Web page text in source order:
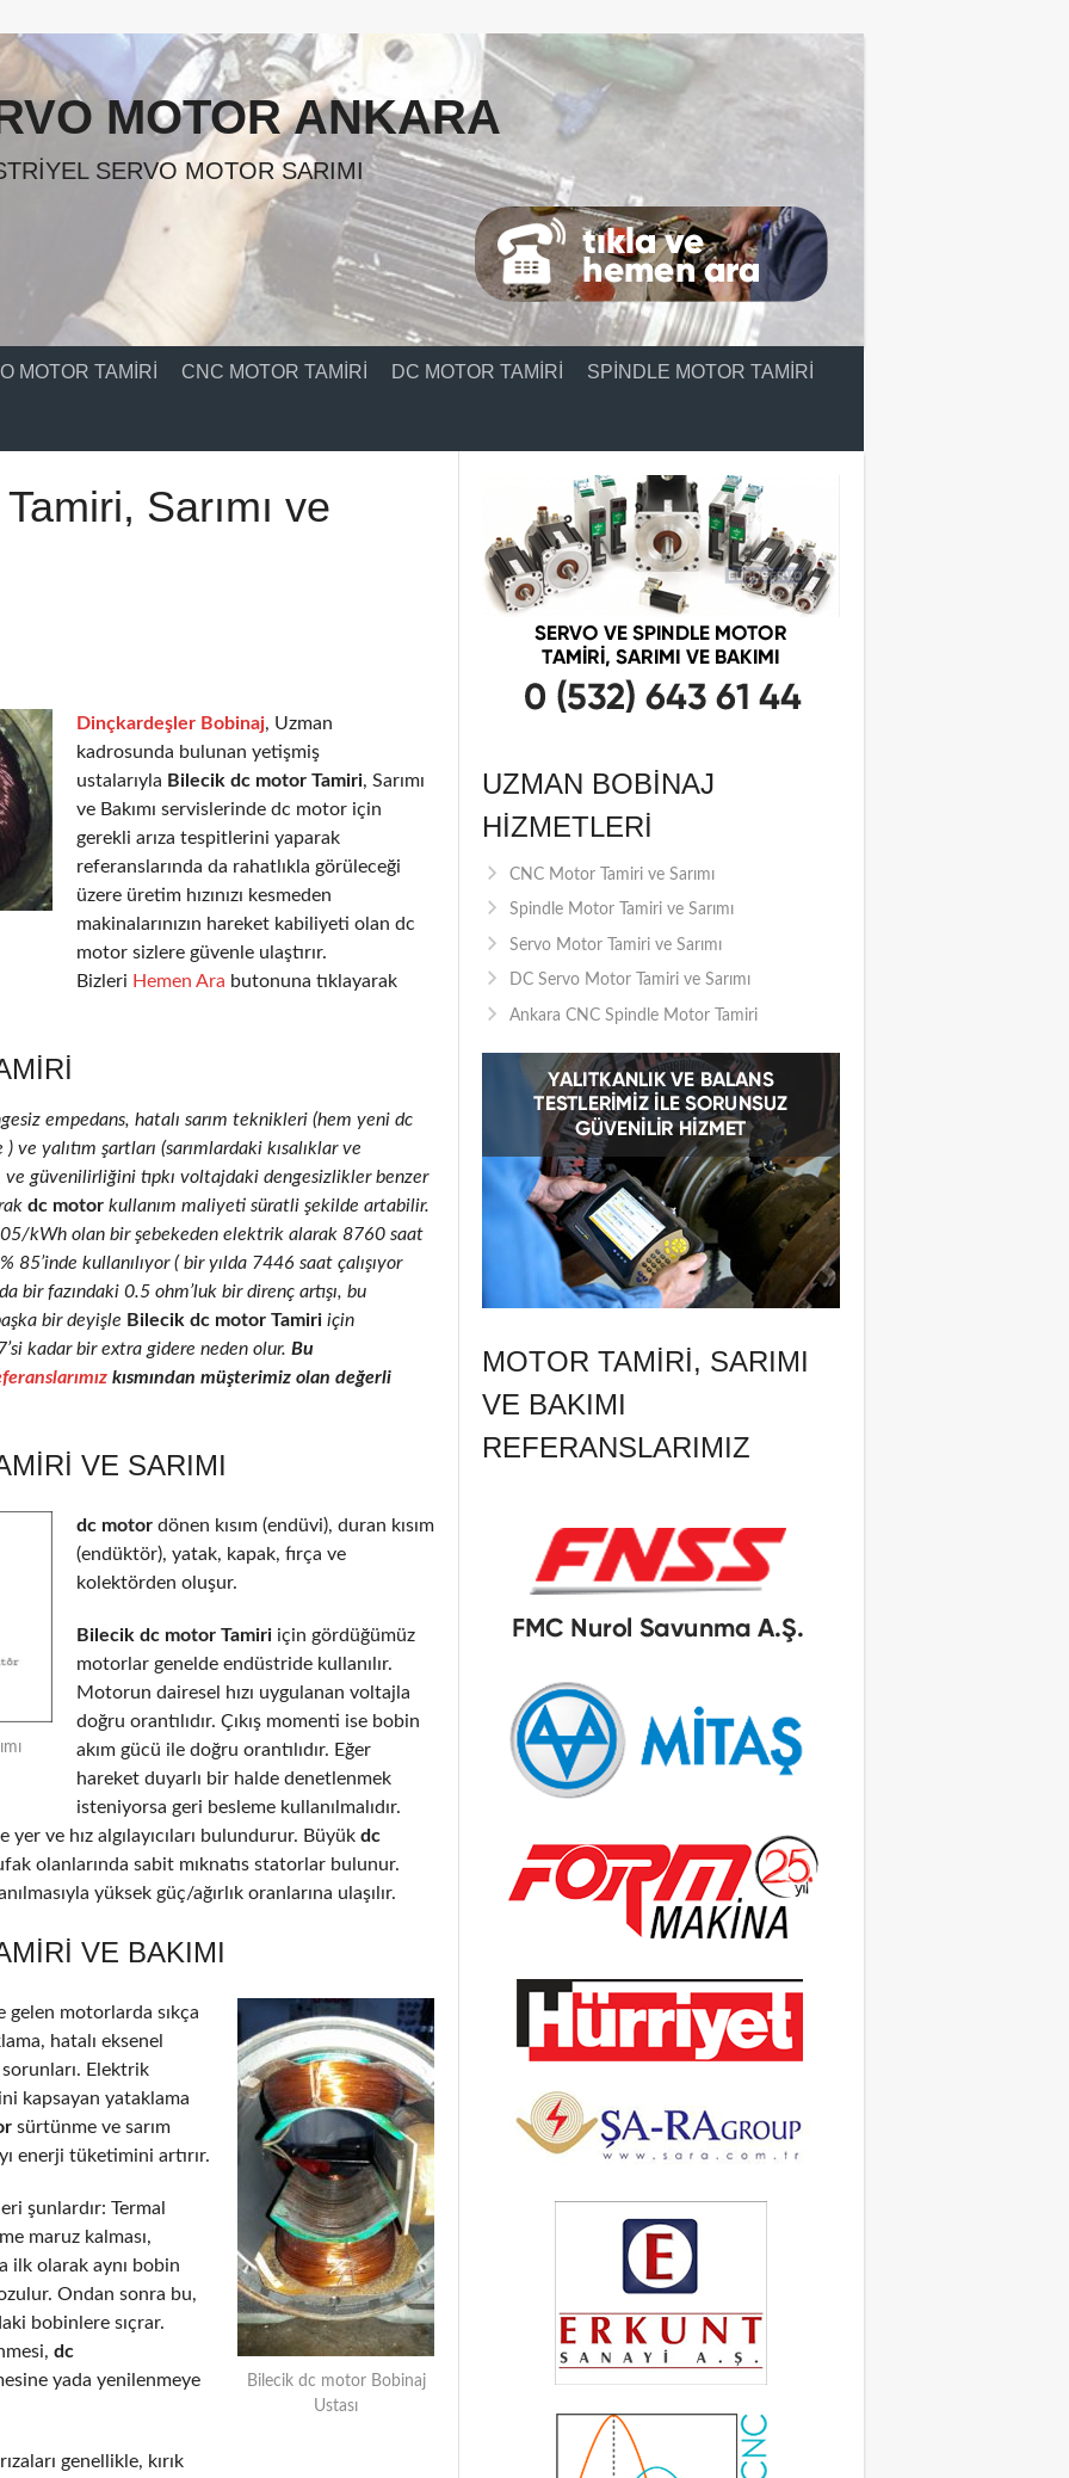
MOTOR ANKARA
SERVO MOTOR SARIMI
MOTOR TAMIRI CNC MOTOR TAMIRI DC MOTOR TAMIRI SPINDLE MOTOR TAMIRI
Sarımı ve
Dinçkardeşler Bobinaj, Uzman
kadrosunda bulunan yetişmiş
ustalarıyla Bilecik dc motor Tamiri, Sarımı
ve Bakımı servislerinde dc motor için
gerekli arıza tespitlerini yaparak
referanslarında da rahatlıkla görüleceği
üzere üretim hızınızı kesmeden
makinalarınızın hareket kabiliyeti olan dc
motor sizlere güvenle ulaştırır.
Bizleri Hemen Ara butonuna tıklayarak
empedans, hatalı sarım teknikleri (hem yeni dc
yalıtım şartları (sarımlardaki kısalıklar ve
ve güvenilirliğini tıpkı voltajdaki dengesizlikler benzer
dc motor kullanım maliyeti süratli şekilde artabilir.
kWh olan bir şebekeden elektrik alarak 8760 saat
85’inde kullanılıyor ( bir yılda 7446 saat çalışıyor
bir fazındaki 0.5 ohm’luk bir direnç artışı, bu
bir deyişle Bilecik dc motor Tamiri için
kadar bir extra gidere neden olur. Bu
kısmından müşterimiz olan değerli
VE SARIMI
dc motor dönen kısım (endüvi), duran kısım
(endüktör), yatak, kapak, fırça ve
kolektörden oluşur.
Bilecik dc motor Tamiri için gördüğümüz
motorlar genelde endüstride kullanılır.
Motorun dairesel hızı uygulanan voltajla
doğru orantılıdır. Çıkış momenti ise bobin
akım gücü ile doğru orantılıdır. Eğer
hareket duyarlı bir halde denetlenmek
isteniyorsa geri besleme kullanılmalıdır.
ve hız algılayıcıları bulundurur. Büyük dc
olanlarında sabit mıknatıs statorlar bulunur.
yüksek güç/ağırlık oranlarına ulaşılır.
VE BAKIMI
Bilecik dc motor Bobinaj
Ustası
gelen motorlarda sıkça
hatalı eksenel
Elektrik
kapsayan yataklama
sürtünme ve sarım
enerji tüketimini artırır.
şunlardır: Termal
maruz kalması,
ilk olarak aynı bobin
Ondan sonra bu,
bobinlere sıçrar.
dc
yada yenilenmeye
genellikle, kırık
UZMAN BOBINAJ
HIZMETLERI
CNC Motor Tamiri ve Sarımı
Spindle Motor Tamiri ve Sarımı
Servo Motor Tamiri ve Sarımı
DC Servo Motor Tamiri ve Sarımı
Ankara CNC Spindle Motor Tamiri
MOTOR TAMIRI, SARIMI
VE BAKIMI
REFERANSLARIMIZ